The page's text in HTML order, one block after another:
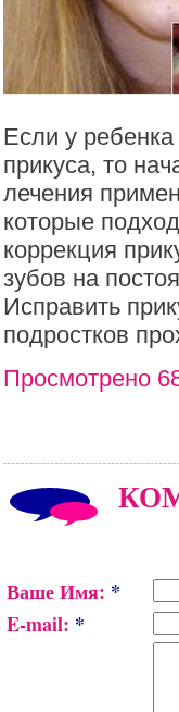
Если у
прикуса, то
лечения
которые
коррекция
зубов на
Исправить
подростков
Просмотрено
Ваше Имя: *
E-mail: *